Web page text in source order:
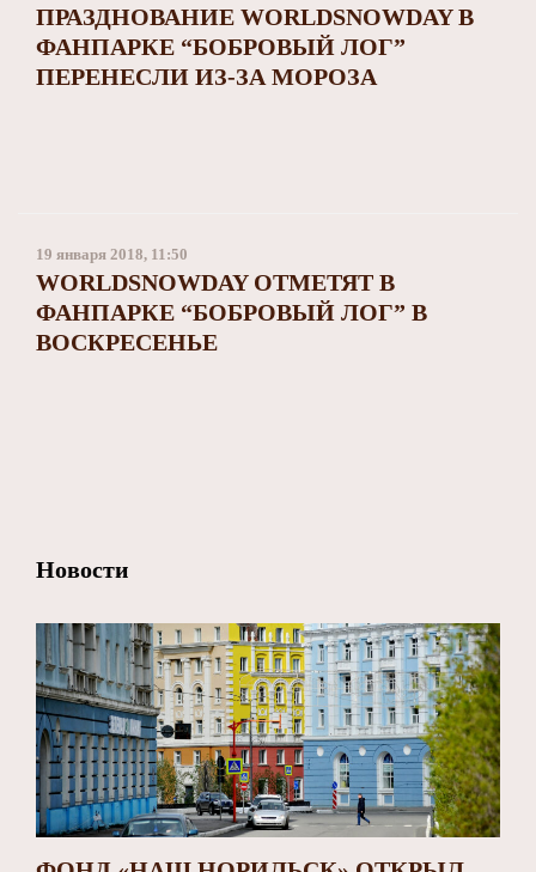
ПРАЗДНОВАНИЕ WORLDSNOWDAY В
ФАНПАРКЕ “БОБРОВЫЙ ЛОГ”
ПЕРЕНЕСЛИ ИЗ-ЗА МОРОЗА
19 января 2018, 11:50
WORLDSNOWDAY ОТМЕТЯТ В
ФАНПАРКЕ “БОБРОВЫЙ ЛОГ” В
ВОСКРЕСЕНЬЕ
Новости